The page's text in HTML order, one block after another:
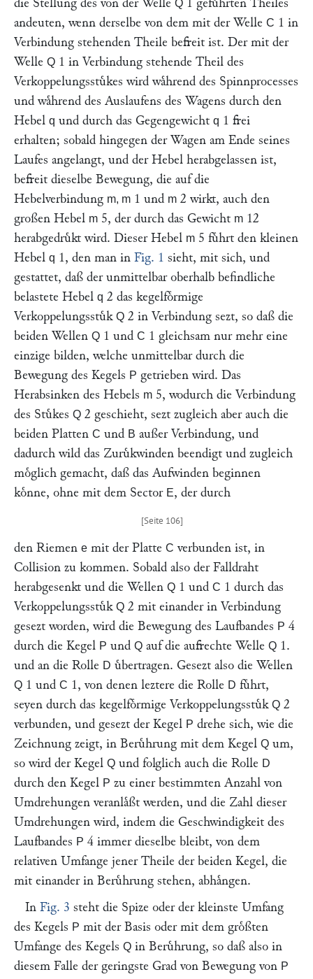
die Stellung des von der Welle Q 1 gefuͤhrten Theiles
andeuten, wenn derselbe von dem mit der Welle C 1 in
Verbindung stehenden Theile befreit ist. Der mit der
Welle Q 1 in Verbindung stehende Theil des
Verkoppelungsstuͤkes wird waͤhrend des Spinnprocesses
und waͤhrend des Auslaufens des Wagens durch den
Hebel q und durch das Gegengewicht q 1 frei
erhalten; sobald hingegen der Wagen am Ende seines
Laufes angelangt, und der Hebel herabgelassen ist,
befreit dieselbe Bewegung, die auf die
Hebelverbindung m, m 1 und m 2 wirkt, auch den
großen Hebel m 5, der durch das Gewicht m 12
herabgedruͤkt wird. Dieser Hebel m 5 fuͤhrt den kleinen
Hebel q 1, den man in Fig. 1 sieht, mit sich, und
gestattet, daß der unmittelbar oberhalb befindliche
belastete Hebel q 2 das kegelfoͤrmige
Verkoppelungsstuͤk Q 2 in Verbindung sezt, so daß die
beiden Wellen Q 1 und C 1 gleichsam nur mehr eine
einzige bilden, welche unmittelbar durch die
Bewegung des Kegels P getrieben wird. Das
Herabsinken des Hebels m 5, wodurch die Verbindung
des Stuͤkes Q 2 geschieht, sezt zugleich aber auch die
beiden Platten C und B außer Verbindung, und
dadurch wild das Zuruͤkwinden beendigt und zugleich
moͤglich gemacht, daß das Aufwinden beginnen
koͤnne, ohne mit dem Sector E, der durch
den Riemen e mit der Platte C verbunden ist, in
Collision zu kommen. Sobald also der Falldraht
herabgesenkt und die Wellen Q 1 und C 1 durch das
Verkoppelungsstuͤk Q 2 mit einander in Verbindung
gesezt worden, wird die Bewegung des Laufbandes P 4
durch die Kegel P und Q auf die aufrechte Welle Q 1.
und an die Rolle D uͤbertragen. Gesezt also die Wellen
Q 1 und C 1, von denen leztere die Rolle D fuͤhrt,
seyen durch das kegelfoͤrmige Verkoppelungsstuͤk Q 2
verbunden, und gesezt der Kegel P drehe sich, wie die
Zeichnung zeigt, in Beruͤhrung mit dem Kegel Q um,
so wird der Kegel Q und folglich auch die Rolle D
durch den Kegel P zu einer bestimmten Anzahl von
Umdrehungen veranlaͤßt werden, und die Zahl dieser
Umdrehungen wird, indem die Geschwindigkeit des
Laufbandes P 4 immer dieselbe bleibt, von dem
relativen Umfange jener Theile der beiden Kegel, die
mit einander in Beruͤhrung stehen, abhaͤngen.
In Fig. 3 steht die Spize oder der kleinste Umfang
des Kegels P mit der Basis oder mit dem groͤßten
Umfange des Kegels Q in Beruͤhrung, so daß also in
diesem Falle der geringste Grad von Bewegung von P